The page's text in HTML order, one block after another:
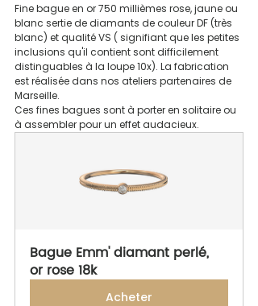
Fine bague en or 750 millièmes rose, jaune ou
blanc sertie de diamants de couleur DF (très
blanc) et qualité VS ( signifiant que les petites
inclusions qu'il contient sont difficilement
distinguables à la loupe 10x). La fabrication
est réalisée dans nos ateliers partenaires de
Marseille.
Ces fines bagues sont à porter en solitaire ou
à assembler pour un effet audacieux.
Bague Emm' diamant perlé,
or rose 18k
Acheter